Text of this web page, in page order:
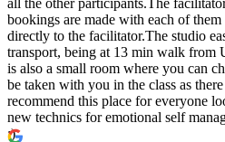
bookings are made with each of
directly to the facilitator.The studio
transport, being at 13 min walk from
is also a small room where you can
be taken with you in the class as
recommend this place for everyone
new technics for emotional self
:)